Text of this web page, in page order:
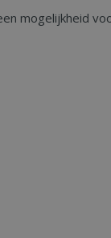
mogelijkheid